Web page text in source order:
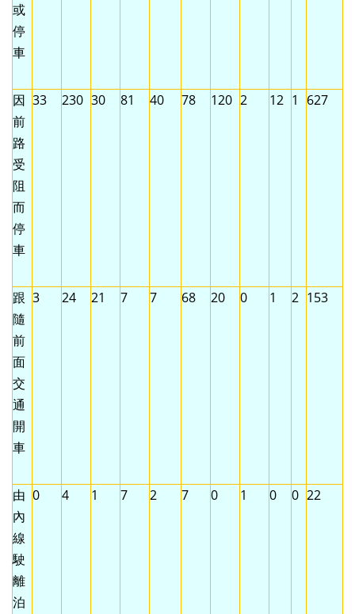
或
停
車
因
前
路
受
阻
而
停
車
33 230 30 81 40 78 120 2 12 1 627
跟
隨
前
面
交
通
開
車
3 24 21 7 7 68 20 0 1 2 153
由
內
線
駛
離
泊
0 4 1 7 2 7 0 1 0 0 22